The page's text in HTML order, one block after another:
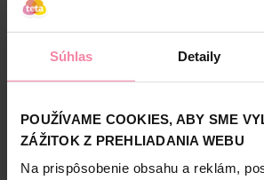
Súhlas Detaily
POUŽÍVAME COOKIES, ABY SME
ZÁŽITOK Z PREHLIADANIA WEBU
Na prispôsobenie obsahu a reklám,
Informácie o výrobku
Kapsička je vyvážené krmivo pre
spája bielkoviny, dôležité živiny a ďalšie
zdravý a aktívny život. Doprajte svojej
• GMO FREE
• S obsahom vápnika
Zobraziť viac